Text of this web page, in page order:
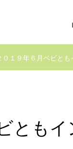
０１９年６月ベビと
とも